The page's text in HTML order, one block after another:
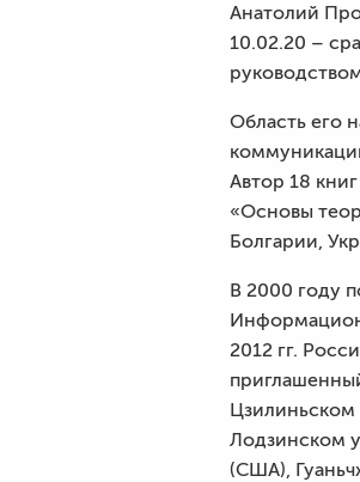
Анатолий
10.02.20 –
Область его
Автор 18
«Основы
Болгарии,
В 2000 году
2012 гг.
Цзилиньском
Лодзинском
(США),